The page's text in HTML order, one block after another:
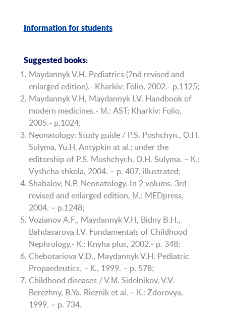
Information for students
Suggested books:
Maydannyk V.H. Pediatrics (2nd revised and
enlarged edition).- Kharkiv: Folio, 2002.- p.1125;
Maydannyk V.H, Maydannyk I.V. Handbook of
modern medicines.- М.: AST; Kharkiv: Folio,
2005.- p.1024;
Neonatology: Study guide / P.S. Poshchyn., О.H.
Sulyma, Yu.H. Antypkin at al.; under the
editorship of P.S. Moshchych, О.H. Sulyma. – К.:
Vyshcha shkola, 2004. – p. 407, illustrated;
Shabalov, N.P. Neonatology. In 2 volums. 3rd
revised and enlarged edition, М.: MEDpress,
2004. – p.1248;
Vozianov А.F., Maydannyk V.H, Bidny В.H.,
Bahdasarova I.V. Fundamentals of Childhood
Nephrology.- К.: Knyha plus, 2002.- p. 348;
Chebotariova V.D., Maydannyk V.H. Pediatric
Propaedeutics. – К., 1999. – p. 578;
Childhood diseases / V.М. Sidelnikov, V.V.
Berezhny, B.Ya. Rieznik et al. – К.: Zdorovya,
1999. – p. 734.